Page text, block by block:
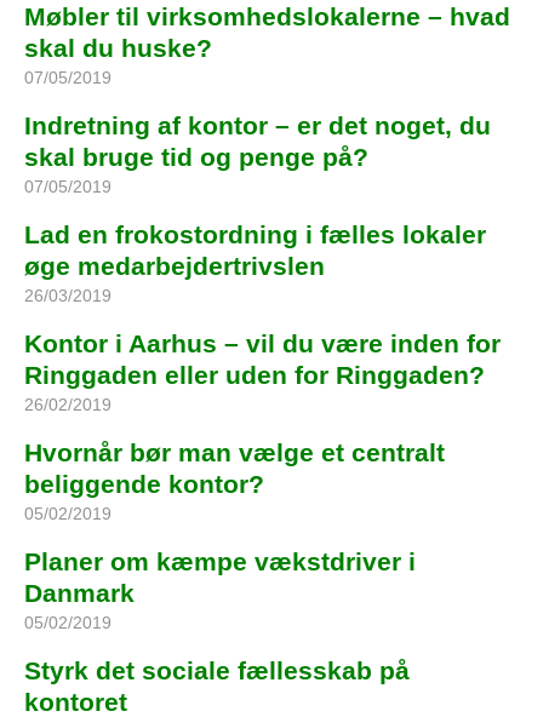
Møbler til virksomhedslokalerne – hvad
skal du huske?
07/05/2019
Indretning af kontor – er det noget, du
skal bruge tid og penge på?
07/05/2019
Lad en frokostordning i fælles lokaler
øge medarbejdertrivslen
26/03/2019
Kontor i Aarhus – vil du være inden for
Ringgaden eller uden for Ringgaden?
26/02/2019
Hvornår bør man vælge et centralt
beliggende kontor?
05/02/2019
Planer om kæmpe vækstdriver i
Danmark
05/02/2019
Styrk det sociale fællesskab på
kontoret